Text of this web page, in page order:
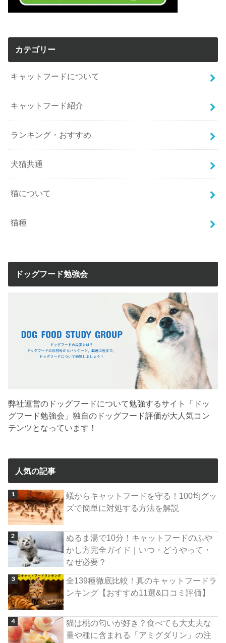
カテゴリー
キャットフードについて
キャットフード紹介
ランキング・おすすめ
犬猫共通
猫について
猫種
ドッグフード勉強会
弊社運営のドッグフードについて勉強するサイト「ドッ
グフード勉強会」独自のドッグフード評価が大人気コン
テンツとなっています！
人気の記事
蟻からキャットフードを守る！100均グッ
ズで簡単に対処する方法を解説
ぬるま湯で10分！キャットフードのふや
かし方完全ガイド｜いつ・どうやって・
なぜ必要？
全139種徹底比較！真のキャットフードラ
ンキング【おすすめ11選&口コミ評価】
猫は桃の匂いが好き？食べても大丈夫な
量や種に含まれる「アミグダリン」の注